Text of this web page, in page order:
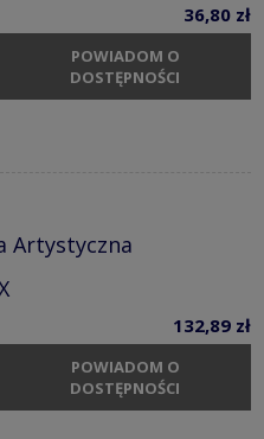
36,80 zł
POWIADOM O
DOSTĘPNOŚCI
Artystyczna
132,89 zł
POWIADOM O
DOSTĘPNOŚCI